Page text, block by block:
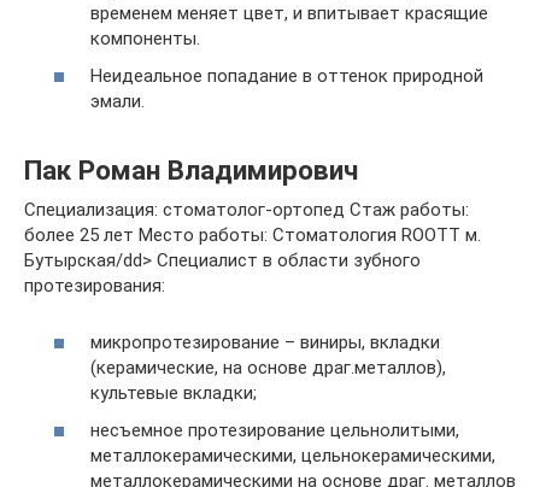
временем меняет цвет, и впитывает красящие
компоненты.
Неидеальное попадание в оттенок природной
эмали.
Пак Роман Владимирович
Специализация: стоматолог-ортопед Стаж работы:
более 25 лет Место работы: Стоматология ROOTT м.
Бутырская/dd> Специалист в области зубного
протезирования:
микропротезирование – виниры, вкладки
(керамические, на основе драг.металлов),
культевые вкладки;
несъемное протезирование цельнолитыми,
металлокерамическими, цельнокерамическими,
металлокерамическими на основе драг. металлов